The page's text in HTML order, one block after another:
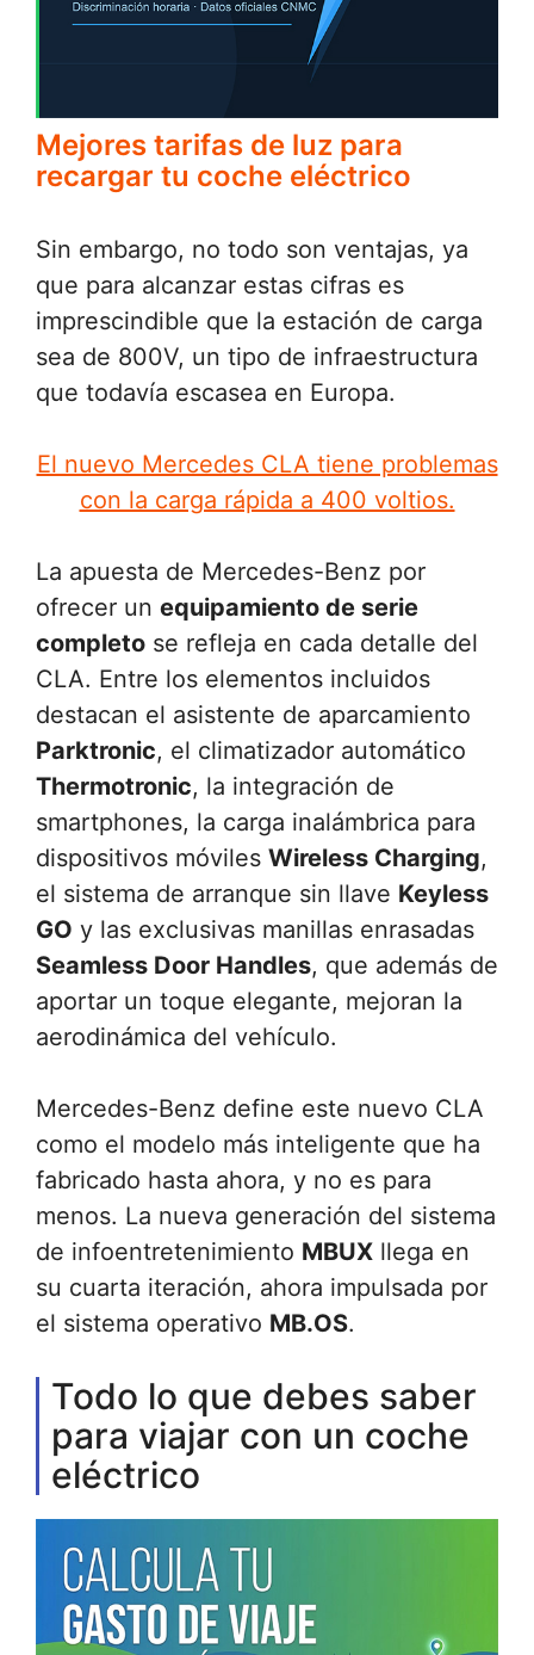
Mejores tarifas de luz para
recargar tu coche eléctrico
Sin embargo, no todo son ventajas, ya
que para alcanzar estas cifras es
imprescindible que la estación de carga
sea de 800V, un tipo de infraestructura
que todavía escasea en Europa.
El nuevo Mercedes CLA tiene problemas
con la carga rápida a 400 voltios.
La apuesta de Mercedes-Benz por
ofrecer un equipamiento de serie
completo se refleja en cada detalle del
CLA. Entre los elementos incluidos
destacan el asistente de aparcamiento
Parktronic, el climatizador automático
Thermotronic, la integración de
smartphones, la carga inalámbrica para
dispositivos móviles Wireless Charging,
el sistema de arranque sin llave Keyless
GO y las exclusivas manillas enrasadas
Seamless Door Handles, que además de
aportar un toque elegante, mejoran la
aerodinámica del vehículo.
Mercedes-Benz define este nuevo CLA
como el modelo más inteligente que ha
fabricado hasta ahora, y no es para
menos. La nueva generación del sistema
de infoentretenimiento MBUX llega en
su cuarta iteración, ahora impulsada por
el sistema operativo MB.OS.
Todo lo que debes saber
para viajar con un coche
eléctrico